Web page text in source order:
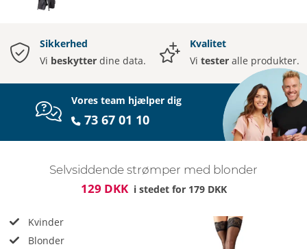
Sikkerhed
Vi beskytter dine data.
Kvalitet
Vi tester alle produkter.
Vores team hjælper dig
73 67 01 10
Selvsiddende strømper med blonder
129 DKK i stedet for 179 DKK
Kvinder
Blonder